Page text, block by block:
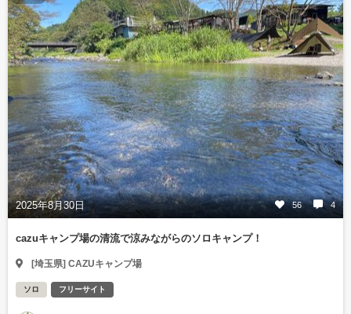
2025年8月30日 56 4
cazuキャンプ場の清流で涼みながらのソロキャンプ！
[埼玉県] CAZUキャンプ場
ソロ フリーサイト